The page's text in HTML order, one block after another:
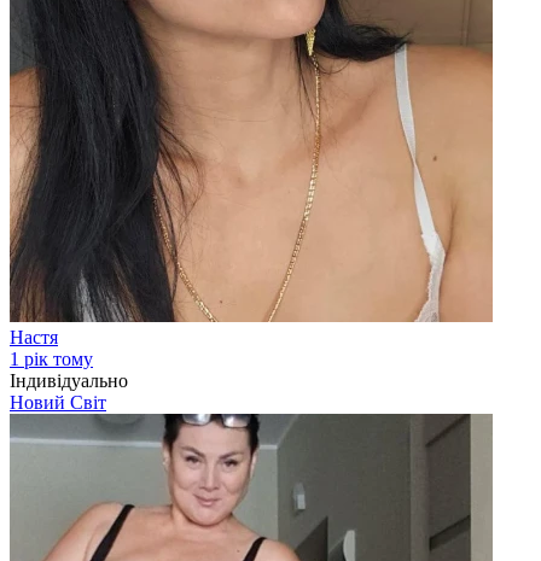
Настя
1 рік тому
Індивідуально
Новий Світ